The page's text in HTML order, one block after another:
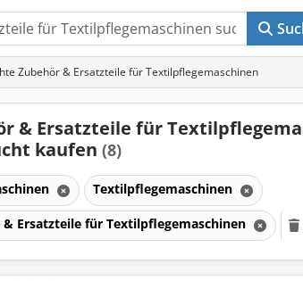
Zubehör & Ersatzteile für Textilpflegemaschinen
& Ersatzteile für
kaufen (8)
Textilpflegemaschinen
& Ersatzteile für Textilpflegemaschinen